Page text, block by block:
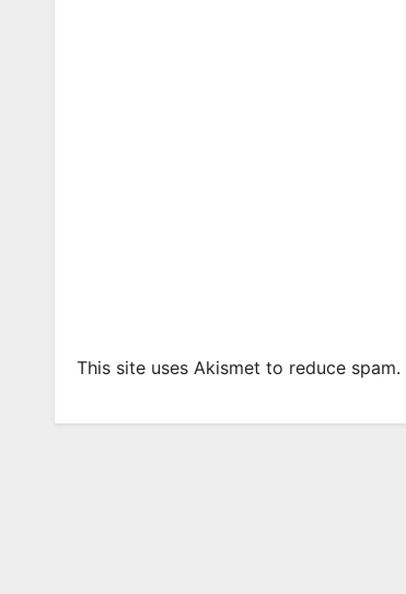
This site uses Akismet to reduce spam.